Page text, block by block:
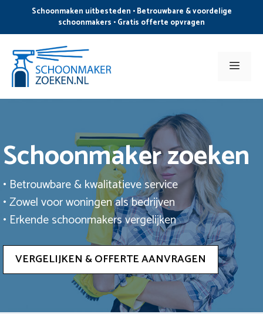
de
inhoud
Schoonmaken uitbesteden • Betrouwbare & voordelige
schoonmakers • Gratis offerte opvragen
Menu
Schoonmaker zoeken
• Betrouwbare & kwalitatieve service
• Zowel voor woningen als bedrijven
• Erkende schoonmakers vergelijken
VERGELIJKEN & OFFERTE AANVRAGEN